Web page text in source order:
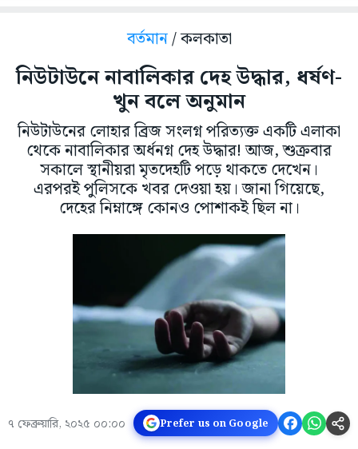
বর্তমান/ কলকাতা
নিউটাউনে নাবালিকার দেহ উদ্ধার, ধর্ষণ-
খুন বলে অনুমান
নিউটাউনের লোহার ব্রিজ সংলগ্ন পরিত্যক্ত একটি এলাকা
থেকে নাবালিকার অর্ধনগ্ন দেহ উদ্ধার! আজ, শুক্রবার
সকালে স্থানীয়রা মৃতদেহটি পড়ে থাকতে দেখেন।
এরপরই পুলিসকে খবর দেওয়া হয়। জানা গিয়েছে,
দেহের নিম্নাঙ্গে কোনও পোশাকই ছিল না।
৭ ফেব্রুয়ারি, ২০২৫ ০০:০০ Prefer us on Google